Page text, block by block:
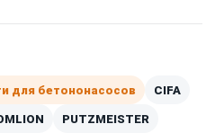
для бетононасосов CIFA
PUTZMEISTER